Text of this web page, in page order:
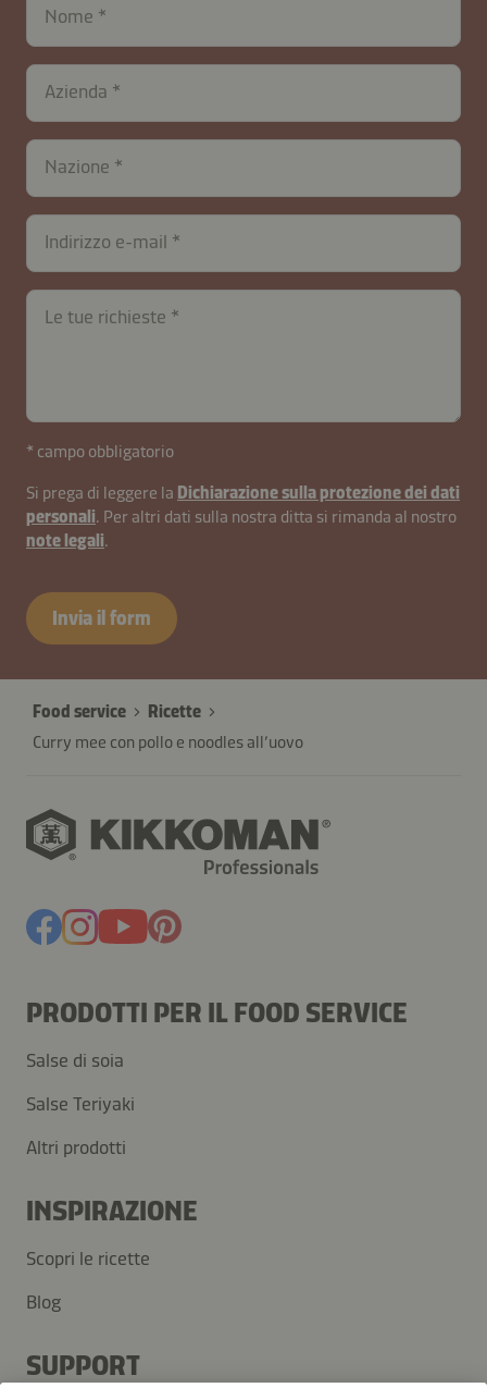
Nome
Azienda
contactIT-
B2B-
26591-
UVzX5ZdYtlmkriyufMF
Nazione
Indirizzo e-mail
Le tue richieste
* campo obbligatorio
Si prega di leggere la Dichiarazione sulla protezione dei dati
personali. Per altri dati sulla nostra ditta si rimanda al nostro
note legali.
Invia il form
Food service
Ricette
Curry mee con pollo e noodles all’uovo
PRODOTTI PER IL FOOD SERVICE
Salse di soia
Salse Teriyaki
Altri prodotti
INSPIRAZIONE
Scopri le ricette
Blog
SUPPORT